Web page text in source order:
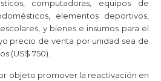
computadoras, equipos de
elementos deportivos,
y bienes e insumos para el
precio de venta por unidad sea de
(US$ 750).
objeto promover la reactivación en